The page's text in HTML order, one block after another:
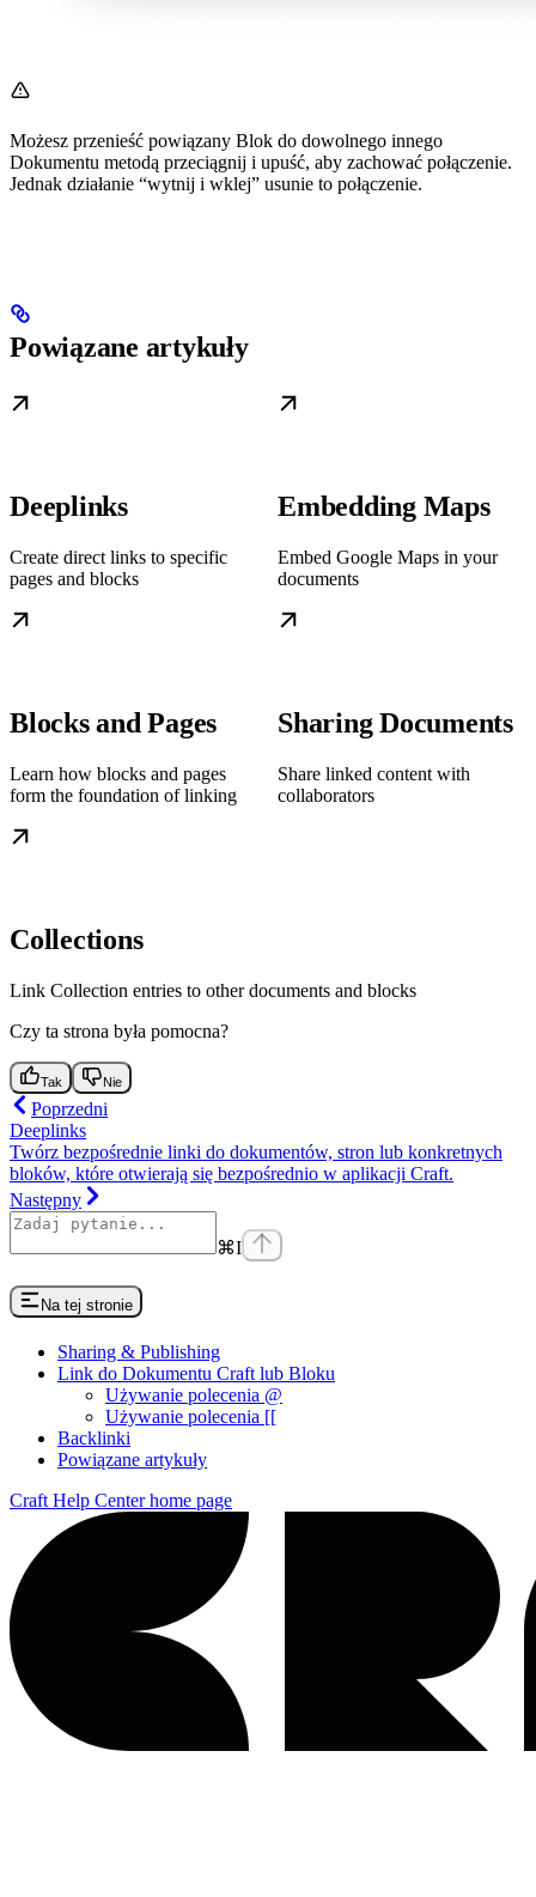
Możesz przenieść powiązany Blok do dowolnego innego
Dokumentu metodą przeciągnij i upuść, aby zachować połączenie.
Jednak działanie “wytnij i wklej” usunie to połączenie.
Powiązane artykuły
Deeplinks
Create direct links to specific
pages and blocks
Embedding Maps
Embed Google Maps in your
documents
Blocks and Pages
Learn how blocks and pages
form the foundation of linking
Sharing Documents
Share linked content with
collaborators
Collections
Link Collection entries to other documents and blocks
Czy ta strona była pomocna?
Tak Nie
Poprzedni
Deeplinks
Twórz bezpośrednie linki do dokumentów, stron lub konkretnych
bloków, które otwierają się bezpośrednio w aplikacji Craft.
Następny
⌘I
Na tej stronie
Sharing & Publishing
Link do Dokumentu Craft lub Bloku
Używanie polecenia @
Używanie polecenia [[
Backlinki
Powiązane artykuły
Craft Help Centerhome page